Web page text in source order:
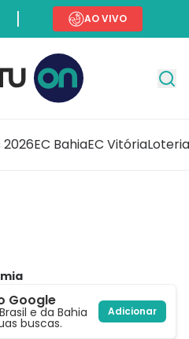
AO VIVO
2026EC BahiaEC Vitória
Google
e da Bahia
buscas.
Adicionar